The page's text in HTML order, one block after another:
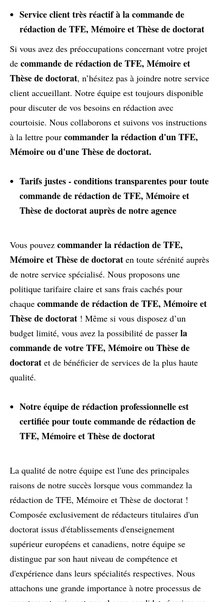
Service client très réactif à la commande de
rédaction de TFE, Mémoire et Thèse de doctorat
Si vous avez des préoccupations concernant votre projet
de commande de rédaction de TFE, Mémoire et
Thèse de doctorat, n’hésitez pas à joindre notre service
client accueillant. Notre équipe est toujours disponible
pour discuter de vos besoins en rédaction avec
courtoisie. Nous collaborons et suivons vos instructions
à la lettre pour commander la rédaction d'un TFE,
Mémoire ou d'une Thèse de doctorat.
Tarifs justes - conditions transparentes pour toute
commande de rédaction de TFE, Mémoire et
Thèse de doctorat auprès de notre agence
Vous pouvez commander la rédaction de TFE,
Mémoire et Thèse de doctorat en toute sérénité auprès
de notre service spécialisé. Nous proposons une
politique tarifaire claire et sans frais cachés pour
chaque commande de rédaction de TFE, Mémoire et
Thèse de doctorat ! Même si vous disposez d’un
budget limité, vous avez la possibilité de passer la
commande de votre TFE, Mémoire ou Thèse de
doctorat et de bénéficier de services de la plus haute
qualité.
Notre équipe de rédaction professionnelle est
certifiée pour toute commande de rédaction de
TFE, Mémoire et Thèse de doctorat
La qualité de notre équipe est l'une des principales
raisons de notre succès lorsque vous commandez la
rédaction de TFE, Mémoire et Thèse de doctorat !
Composée exclusivement de rédacteurs titulaires d'un
doctorat issus d'établissements d'enseignement
supérieur européens et canadiens, notre équipe se
distingue par son haut niveau de compétence et
d'expérience dans leurs spécialités respectives. Nous
attachons une grande importance à notre processus de